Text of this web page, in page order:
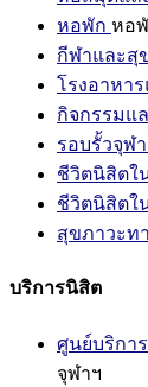
หอพัก หอ
กีฬาและสุ
โรงอาหา
กิจกรรมแ
รอบรั้วจุฬ
ชีวิตนิสิตใ
ชีวิตนิสิตใ
สุขภาวะท
บริการนิสิต
ศูนย์บริกา
จุฬาฯ